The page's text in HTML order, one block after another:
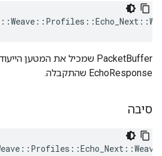
::Weave :: Profiles ::Echo_Next ::
EchoResponse שהתקבלה.
סיבה